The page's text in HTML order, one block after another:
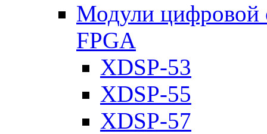
Модули цифровой
FPGA
XDSP-53
XDSP-55
XDSP-57